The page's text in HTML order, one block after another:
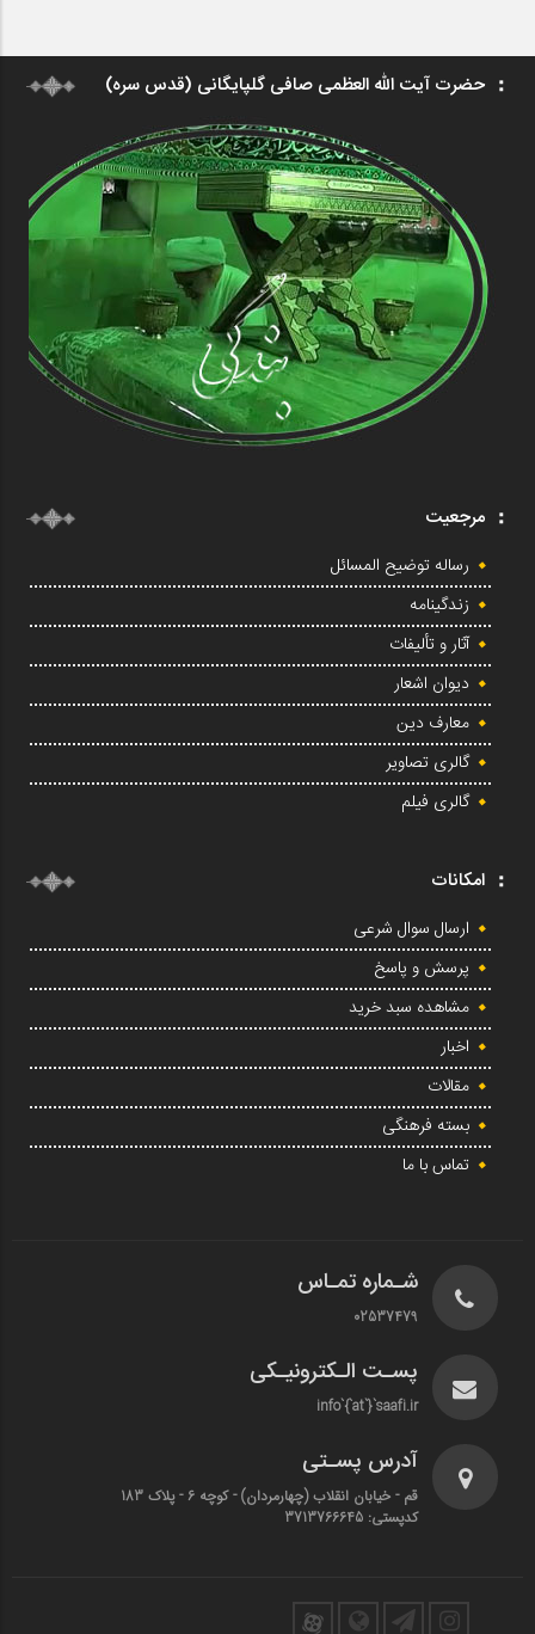
حضرت آیت الله العظمی صافی گلپایگانی (قدس سره)
مرجعیت
رساله توضیح المسائل
زندگینامه
آثار و تألیفات
دیوان اشعار
معارف دین
گالری تصاویر
گالری فیلم
امکانات
ارسال سوال شرعی
پرسش و پاسخ
مشاهده سبد خرید
اخبار
مقالات
بسته فرهنگی
تماس با ما
شـماره تمـاس
02537479
پسـت الـکترونیـکی
info`{`at`}`saafi.ir
آدرس پسـتی
قم - خیابان انقلاب (چهارمردان)‌ - کوچه 6 - پلاک 183
کدپستی: 3713766645